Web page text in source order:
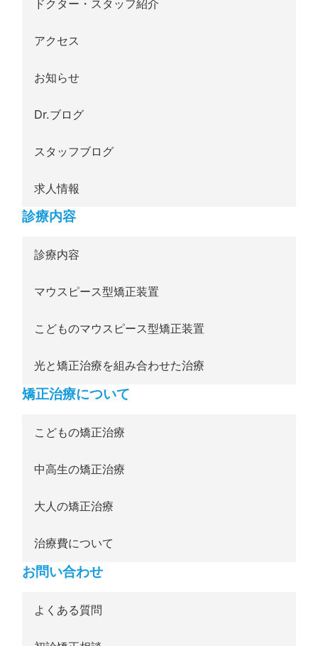
ドクター・スタッフ紹介
アクセス
お知らせ
Dr.ブログ
スタッフブログ
求人情報
診療内容
診療内容
マウスピース型矯正装置
こどものマウスピース型矯正装置
光と矯正治療を組み合わせた治療
矯正治療について
こどもの矯正治療
中高生の矯正治療
大人の矯正治療
治療費について
お問い合わせ
よくある質問